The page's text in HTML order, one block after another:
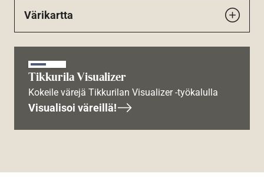
Värikartta
Tikkurila Visualizer
Kokeile värejä Tikkurilan Visualizer -työkalulla
Visualisoi väreillä!